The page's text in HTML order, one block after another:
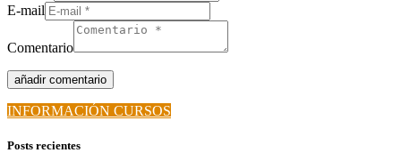
E-mail
Comentario
INFORMACIÓN CURSOS
Posts recientes